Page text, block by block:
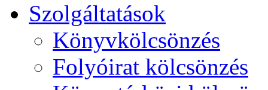
Szolgáltatások
Könyvkölcsönzés
Folyóirat kölcsönzés